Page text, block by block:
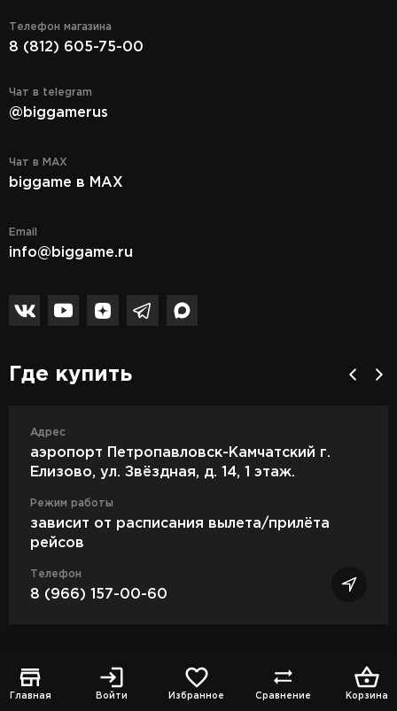
Главная Войти Избранное Сравнение Корзина
Телефон магазина
8 (812) 605-75-00
Чат в telegram
@biggamerus
Чат в MAX
biggame в MAX
Email
info@biggame.ru
Где купить
Адрес
аэропорт Петропавловск-Камчатский г.
Елизово, ул. Звёздная, д. 14, 1 этаж.
Режим работы
зависит от расписания вылета/прилёта
рейсов
Телефон
8 (966) 157-00-60
Подписка на наши новости